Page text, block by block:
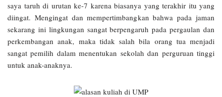
saya taruh di urutan ke-7 karena biasanya yang terakhir itu yang
diingat. Mengingat dan mempertimbangkan bahwa pada jaman
sekarang ini lingkungan sangat berpengaruh pada pergaulan dan
perkembangan anak, maka tidak salah bila orang tua menjadi
sangat pemilih dalam menentukan sekolah dan perguruan tinggi
untuk anak-anaknya.